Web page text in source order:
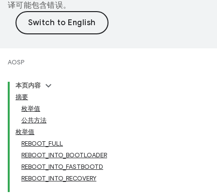
译可能包含错误。
AOSP
本页内容
摘要
枚举值
公共方法
枚举值
REBOOT_FULL
REBOOT_INTO_BOOTLOADER
REBOOT_INTO_FASTBOOTD
REBOOT_INTO_RECOVERY